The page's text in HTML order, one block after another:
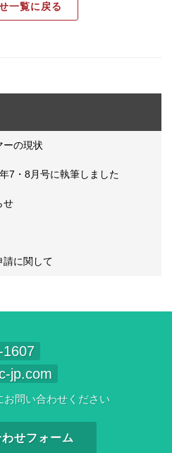
一覧に戻る
ーの現状
7・8月号に執筆しました
せ
請に関して
1607
jp.com
お問い合わせください
せフォーム